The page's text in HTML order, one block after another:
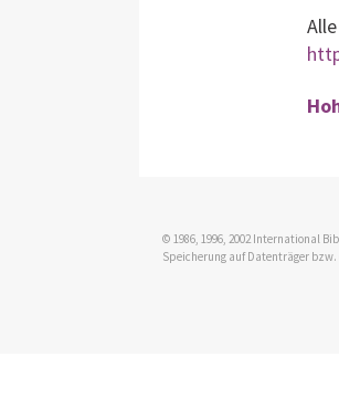
© 1986, 1996, 2002 International
Speicherung auf Datenträger